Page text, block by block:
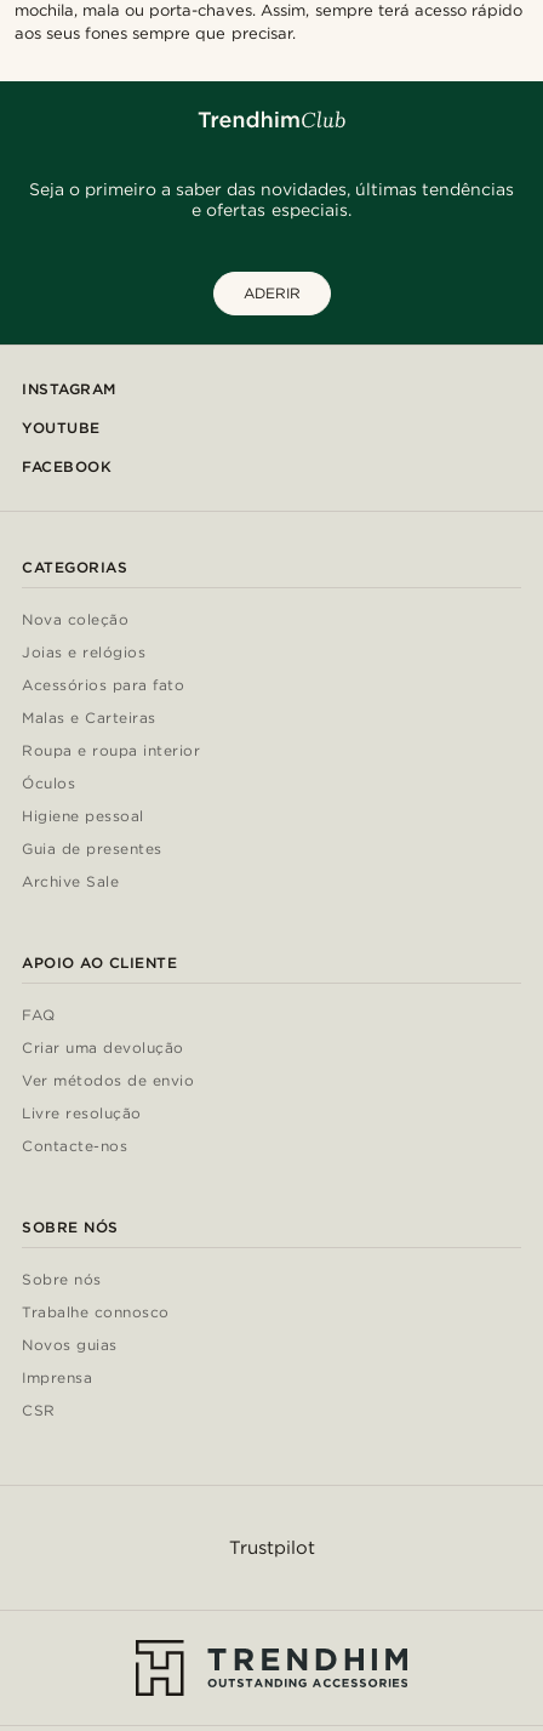
mochila, mala ou porta-chaves. Assim, sempre terá acesso rápido
aos seus fones sempre que precisar.
Seja o primeiro a saber das novidades, últimas tendências
e ofertas especiais.
ADERIR
INSTAGRAM
YOUTUBE
FACEBOOK
CATEGORIAS
Nova coleção
Joias e relógios
Acessórios para fato
Malas e Carteiras
Roupa e roupa interior
Óculos
Higiene pessoal
Guia de presentes
Archive Sale
APOIO AO CLIENTE
FAQ
Criar uma devolução
Ver métodos de envio
Livre resolução
Contacte-nos
SOBRE NÓS
Sobre nós
Trabalhe connosco
Novos guias
Imprensa
CSR
Trustpilot